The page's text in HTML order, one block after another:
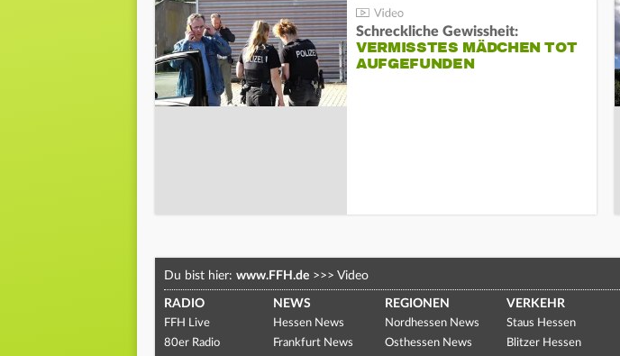
Schreckliche Gewissheit:
VERMISSTES MÄDCHEN TOT
AUFGEFUNDEN
Du bist hier: www.FFH.de >>> Video
RADIO
FFH Live
80er Radio
NEWS
Hessen News
Frankfurt News
REGIONEN
Nordhessen News
Osthessen News
VERKEHR
Staus Hessen
Blitzer Hessen